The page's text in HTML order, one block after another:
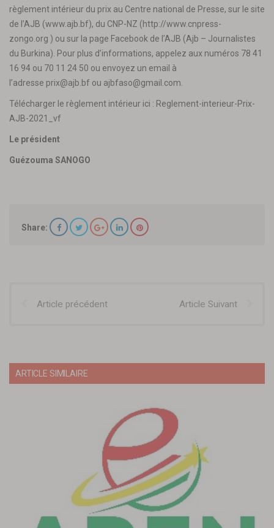
règlement intérieur du prix au Centre national de Presse, sur le site
de l’AJB (www.ajb.bf), du CNP-NZ (http://www.cnpress-
zongo.org ) ou sur la page Facebook de l’AJB (Ajb – Journalistes
du Burkina). Pour plus d’informations, appelez aux numéros 78 41
16 94 ou 70 11 24 50 ou envoyez un email à
l’adresse prix@ajb.bf ou ajbfaso@gmail.com
Télécharger le règlement intérieur ici : Reglement-interieur-Prix-
AJB-2021_vf
Le président
Guézouma SANOGO
Share:
Article précédent Article Suivant
ARTICLE SIMILAIRE